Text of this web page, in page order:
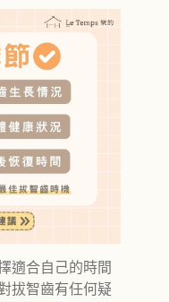
適合自己的時間
拔智齒有任何疑